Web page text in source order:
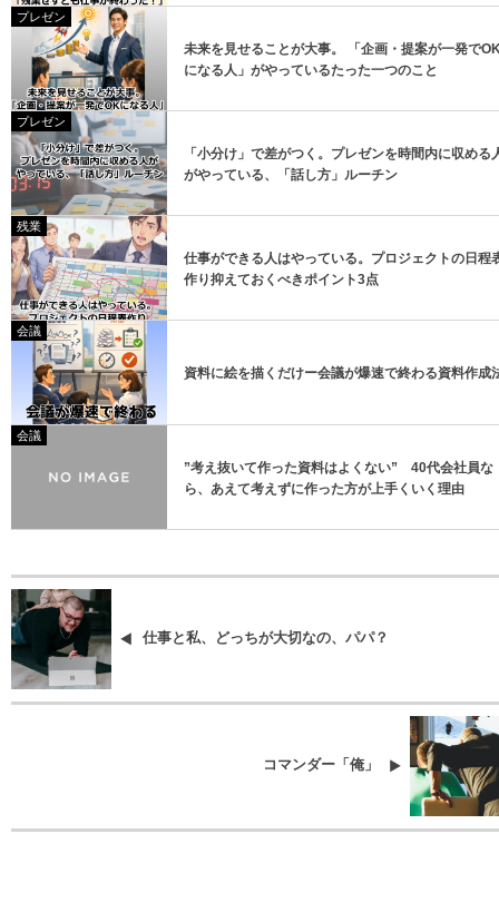
プレゼン
未来を見せることが大事。 「企画・提案が一発で
になる人」がやっているたった一つのこと
プレゼン
「小分け」で差がつく。プレゼンを時間内に収める
がやっている、「話し方」ルーチン
残業
仕事ができる人はやっている。プロジェクトの日程
作り抑えておくべきポイント3点
会議
資料に絵を描くだけー会議が爆速で終わる資料作成
会議
”考え抜いて作った資料はよくない” 40代会社員な
ら、あえて考えずに作った方が上手くいく理由
仕事と私、どっちが大切なの、パパ？
コマンダー「俺」